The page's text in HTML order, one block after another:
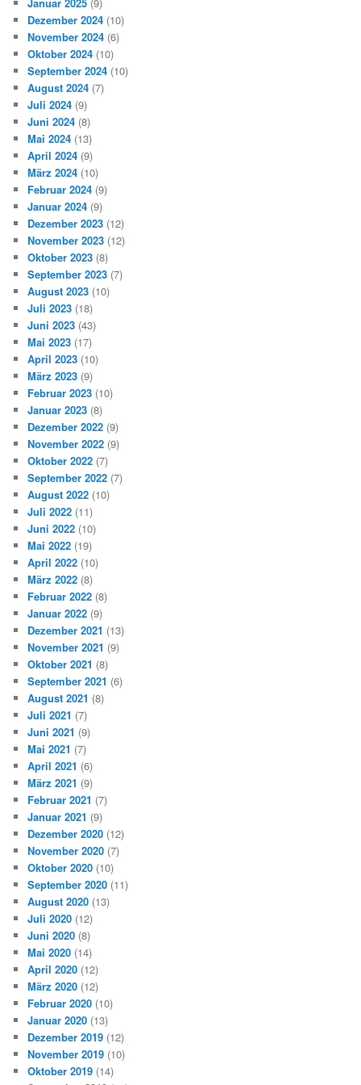
Dezember 2024 (10)
November 2024 (6)
Oktober 2024 (10)
September 2024 (10)
August 2024 (7)
Juli 2024 (9)
Juni 2024 (8)
Mai 2024 (13)
April 2024 (9)
März 2024 (10)
Februar 2024 (9)
Januar 2024 (9)
Dezember 2023 (12)
November 2023 (12)
Oktober 2023 (8)
September 2023 (7)
August 2023 (10)
Juli 2023 (18)
Juni 2023 (43)
Mai 2023 (17)
April 2023 (10)
März 2023 (9)
Februar 2023 (10)
Januar 2023 (8)
Dezember 2022 (9)
November 2022 (9)
Oktober 2022 (7)
September 2022 (7)
August 2022 (10)
Juli 2022 (11)
Juni 2022 (10)
Mai 2022 (19)
April 2022 (10)
März 2022 (8)
Februar 2022 (8)
Januar 2022 (9)
Dezember 2021 (13)
November 2021 (9)
Oktober 2021 (8)
September 2021 (6)
August 2021 (8)
Juli 2021 (7)
Juni 2021 (9)
Mai 2021 (7)
April 2021 (6)
März 2021 (9)
Februar 2021 (7)
Januar 2021 (9)
Dezember 2020 (12)
November 2020 (7)
Oktober 2020 (10)
September 2020 (11)
August 2020 (13)
Juli 2020 (12)
Juni 2020 (8)
Mai 2020 (14)
April 2020 (12)
März 2020 (12)
Februar 2020 (10)
Januar 2020 (13)
Dezember 2019 (12)
November 2019 (10)
Oktober 2019 (14)